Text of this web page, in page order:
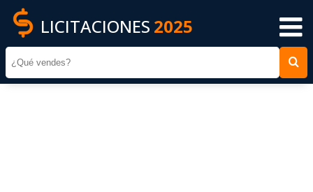
LICITACIONES 2025